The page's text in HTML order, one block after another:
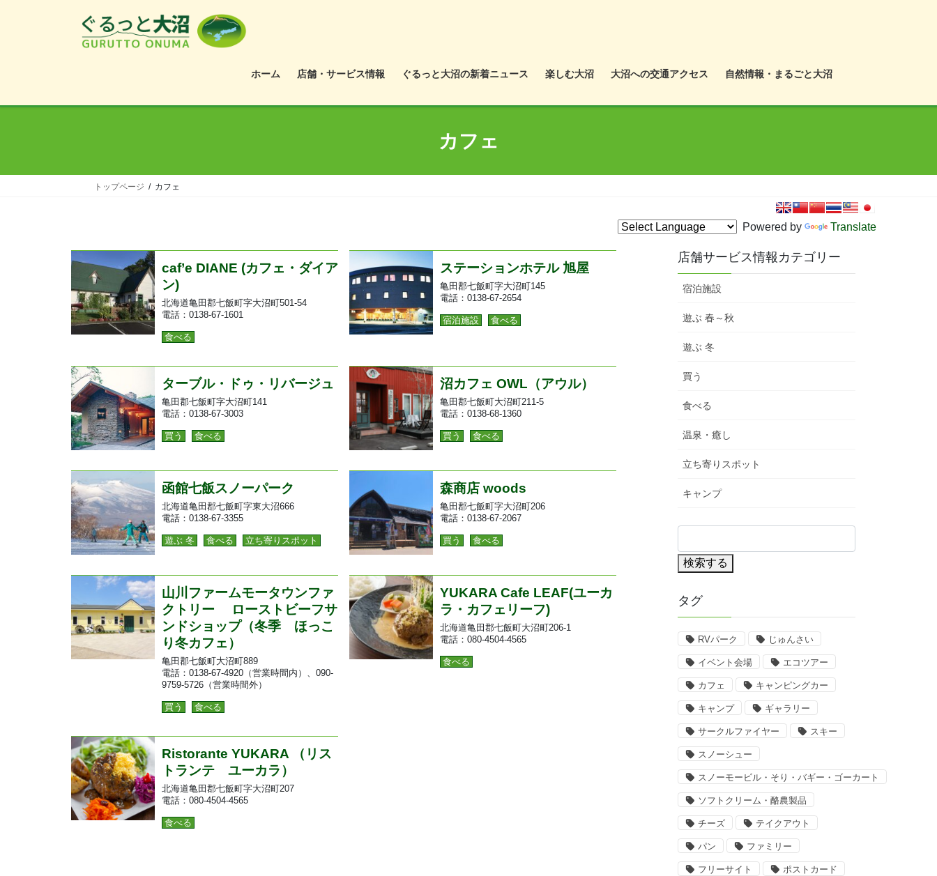
ホーム 店舗・サービス情報 ぐるっと大沼の新着ニュース 楽しむ大沼 大沼への交通アクセス 自然情報・まるごと大沼
カフェ
トップページ カフェ
Powered by Translate
caf’e DIANE (カフェ・ダイア
ン)
北海道亀田郡七飯町字大沼町501-54
電話：0138-67-1601
食べる
ステーションホテル 旭屋
亀田郡七飯町字大沼町145
電話：0138-67-2654
宿泊施設 食べる
ターブル・ドゥ・リバージュ
亀田郡七飯町字大沼町141
電話：0138-67-3003
買う 食べる
沼カフェ OWL（アウル）
亀田郡七飯町大沼町211-5
電話：0138-68-1360
買う 食べる
函館七飯スノーパーク
北海道亀田郡七飯町字東大沼666
電話：0138-67-3355
遊ぶ 冬 食べる 立ち寄りスポット
森商店 woods
亀田郡七飯町字大沼町206
電話：0138-67-2067
買う 食べる
山川ファームモータウンファ
クトリー ローストビーフサ
ンドショップ（冬季 ほっこ
り冬カフェ）
亀田郡七飯町大沼町889
電話：0138-67-4920（営業時間内）、090-
9759-5726（営業時間外）
買う 食べる
YUKARA Cafe LEAF(ユーカ
ラ・カフェリーフ)
北海道亀田郡七飯町大沼町206‐1
電話：080‐4504‐4565
食べる
Ristorante YUKARA （リス
トランテ ユーカラ）
北海道亀田郡七飯町字大沼町207
電話：080-4504-4565
食べる
店舗サービス情報カテゴリー
宿泊施設
遊ぶ 春～秋
遊ぶ 冬
買う
食べる
温泉・癒し
立ち寄りスポット
キャンプ
検索する
タグ
RVパーク じゅんさい
イベント会場 エコツアー
カフェ キャンピングカー
キャンプ ギャラリー
サークルファイヤー スキー
スノーシュー
スノーモービル・そり・バギー・ゴーカート
ソフトクリーム・酪農製品
チーズ テイクアウト
パン ファミリー
フリーサイト ポストカード